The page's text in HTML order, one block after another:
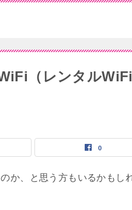
（レンタル
0
か、と思う方もいるかもし